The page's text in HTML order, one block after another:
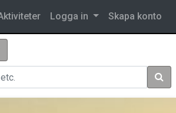
Logga in Skapa konto
Sök